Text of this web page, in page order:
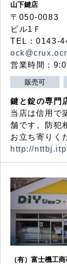
山下鍵店
〒050-0083
ビル1Ｆ
TEL：0143-
営業時間：
販売可
鍵と錠の専門
当店は信用で
舗です。防犯
お立ち寄りく
http://
（有）富士機工